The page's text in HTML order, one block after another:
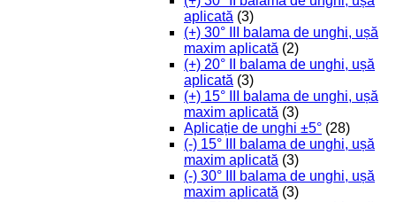
aplicată (3)
(+) 30° III balama de unghi, ușă
maxim aplicată (2)
(+) 20° II balama de unghi, ușă
aplicată (3)
(+) 15° III balama de unghi, ușă
maxim aplicată (3)
Aplicație de unghi ±5° (28)
(-) 15° III balama de unghi, ușă
maxim aplicată (3)
(-) 30° III balama de unghi, ușă
maxim aplicată (3)